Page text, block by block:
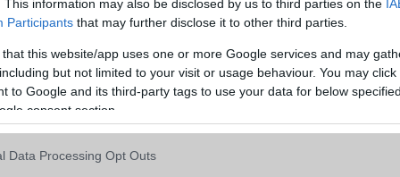
This information may also be disclosed by us to third parties on the
Participants that may further disclose it to other third parties.
that this website/app uses one or more Google services and may
but not limited to your visit or usage behaviour. You may
to Google and its third-party tags to use your data for below
consent section.
Data Processing Opt Outs
X5i
EMS/E-mail push eMail
MMS Nincs
Infraport Nincs
Bluetooth v5,x
B/T extra